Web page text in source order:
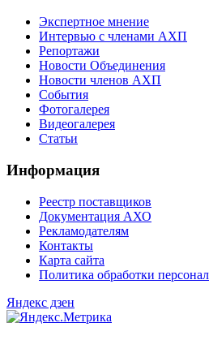
Экспертное мнение
Интервью с членами АХП
Репортажи
Новости Объединения
Новости членов АХП
События
Фотогалерея
Видеогалерея
Статьи
Информация
Реестр поставщиков
Документация АХО
Рекламодателям
Контакты
Карта сайта
Политика обработки
Яндекс дзен